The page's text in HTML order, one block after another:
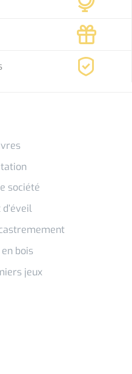
société
d’éveil
bois
jeux